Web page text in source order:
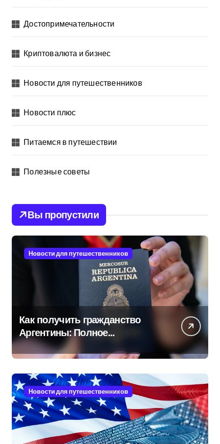
Достопримечательности
Криптовалюта и бизнес
Новости для путешественников
Новости плюс
Питаемся в путешествии
Полезные советы
Вы пропустили
Новости для путешественников
Как получить гражданство
Аргентины: Полное
руководство
Новости для путешественников